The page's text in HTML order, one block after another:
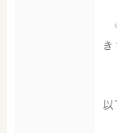
屋内レジャー
奈良わんぱく以